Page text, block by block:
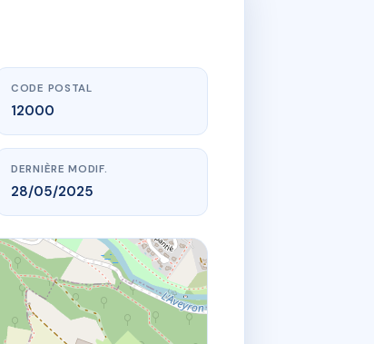
CODE POSTAL
12000
DERNIÈRE MODIF.
28/05/2025